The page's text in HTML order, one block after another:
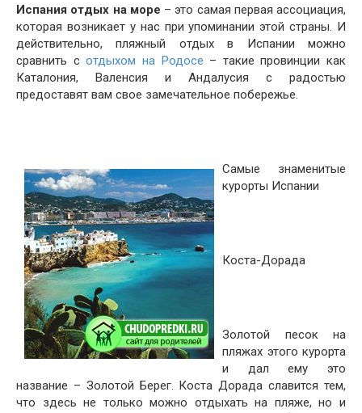
Испания отдых на море – это самая первая ассоциация,
которая возникает у нас при упоминании этой страны. И
действительно, пляжный отдых в Испании можно
сравнить сотдыхом на Родосе – такие провинции как
Каталония, Валенсия и Андалусия с радостью
предоставят вам свое замечательное побережье.
Самые знаменитые
курорты Испании
Коста-Дорада
Золотой песок на
пляжах этого курорта
и дал ему это
название – Золотой Берег. Коста Дорада славится тем,
что здесь не только можно отдыхать на пляже, но и